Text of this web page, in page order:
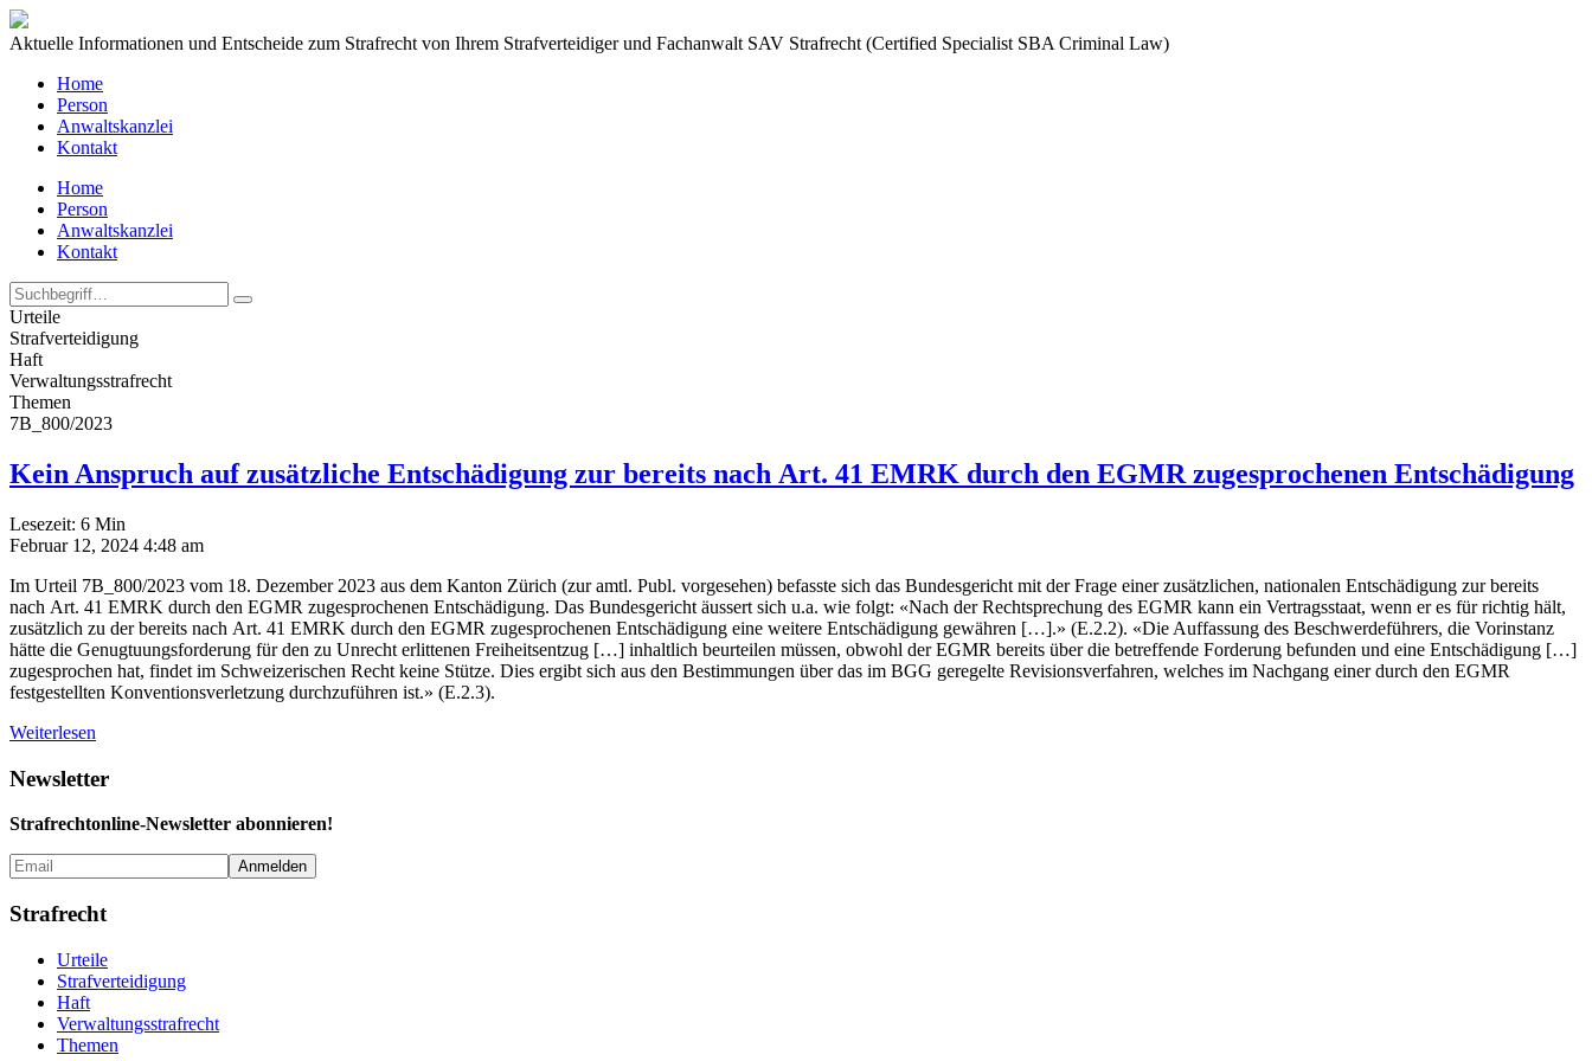
Aktuelle Informationen und Entscheide zum Strafrecht von Ihrem Strafverteidiger und Fachanwalt SAV Strafrecht (Certified Specialist SBA Criminal Law)
Home
Person
Anwaltskanzlei
Kontakt
Home
Person
Anwaltskanzlei
Kontakt
Urteile
Strafverteidigung
Haft
Verwaltungs­strafrecht
Themen
7B_800/2023
Kein Anspruch auf zusätzliche Entschädigung zur bereits nach Art. 41 EMRK durch den EGMR zugesprochenen Entschädigung
Lesezeit: 6 Min
Februar 12, 2024 4:48 am
Im Urteil 7B_800/2023 vom 18. Dezember 2023 aus dem Kanton Zürich (zur amtl. Publ. vorgesehen) befasste sich das Bundesgericht mit der Frage einer zusätzlichen, nationalen Entschädigung zur bereits
nach Art. 41 EMRK durch den EGMR zugesprochenen Entschädigung. Das Bundesgericht äussert sich u.a. wie folgt: «Nach der Rechtsprechung des EGMR kann ein Vertragsstaat, wenn er es für richtig hält,
zusätzlich zu der bereits nach Art. 41 EMRK durch den EGMR zugesprochenen Entschädigung eine weitere Entschädigung gewähren […].» (E.2.2). «Die Auffassung des Beschwerdeführers, die Vorinstanz
hätte die Genugtuungsforderung für den zu Unrecht erlittenen Freiheitsentzug […] inhaltlich beurteilen müssen, obwohl der EGMR bereits über die betreffende Forderung befunden und eine Entschädigung […]
zugesprochen hat, findet im Schweizerischen Recht keine Stütze. Dies ergibt sich aus den Bestimmungen über das im BGG geregelte Revisionsverfahren, welches im Nachgang einer durch den EGMR
festgestellten Konventionsverletzung durchzuführen ist.» (E.2.3).
Weiterlesen
Newsletter
Strafrechtonline-Newsletter abonnieren!
Strafrecht
Urteile
Strafverteidigung
Haft
Verwaltungs­strafrecht
Themen